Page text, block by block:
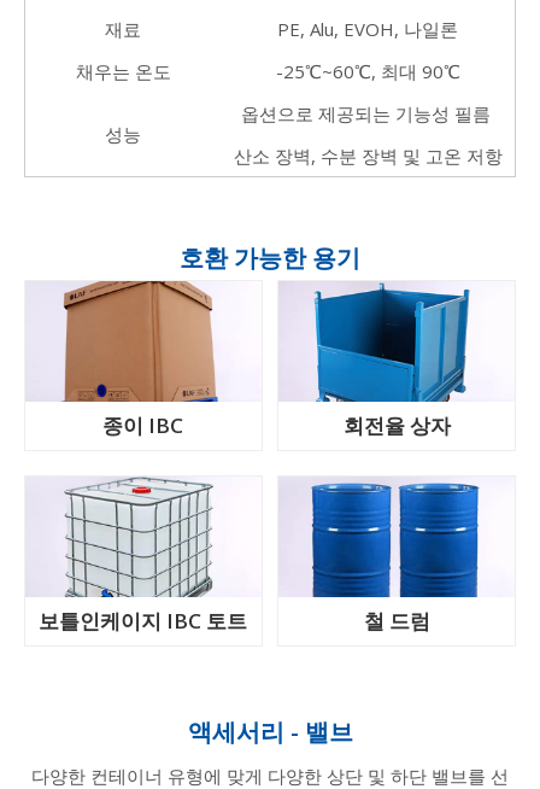
재료
PE, Alu, EVOH, 나일론
채우는 온도
-25℃~60℃, 최대 90℃
성능
옵션으로 제공되는 기능성 필름
산소 장벽, 수분 장벽 및 고온 저항
호환 가능한 용기
종이 IBC 회전율 상자
보틀인케이지 IBC 토트 철 드럼
액세서리 - 밸브
다양한 컨테이너 유형에 맞게 다양한 상단 및 하단 밸브를 선